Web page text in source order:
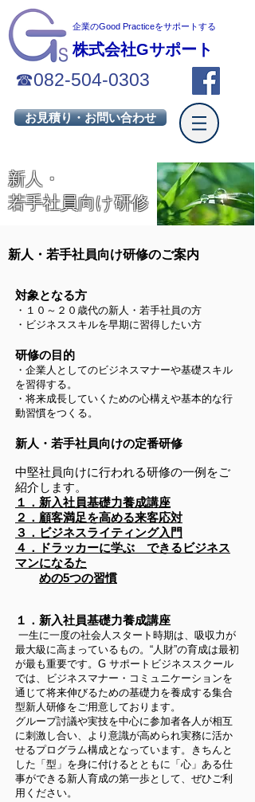
企業のGood Practiceをサポートする
株式会社Gサポート
☎082-504-0303
お見積り・お問い合わせ
​新人・
若手社員向け研修
新人・若手社員向け研修のご案内
対象となる方
・１０～２０歳代の新人・若手社員の方
・ビジネススキルを早期に習得したい方
研修の目的
・企業人としてのビジネスマナーや基礎スキル
を習得する。
・将来成長していくための心構えや基本的な行
動習慣をつくる。
新人・若手社員向けの定番研修
中堅社員向けに行われる研修の一例をご
紹介します。
１．新入社員基礎力養成講座
２．顧客満足を高める来客応対
３．ビジネスライティング入門
４．ドラッカーに学ぶ できるビジネス
マンになるた
めの5つの習慣
１．新入社員基礎力養成講座
一生に一度の社会人スタート時期は、吸収力が
最大級に高まっているもの。“人財”の育成は最初
が最も重要です。G サポートビジネススクール
では、ビジネスマナー・コミュニケーションを
通じて将来伸びるための基礎力を養成する集合
型新人研修をご用意しております。
グループ討議や実技を中心に参加者各人が相互
に刺激し合い、より意識が高められ実務に活か
せるプログラム構成となっています。きちんと
した「型」を身に付けるとともに「心」ある仕
事ができる新人育成の第一歩として、ぜひご利
用ください。